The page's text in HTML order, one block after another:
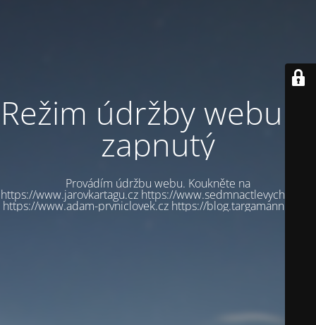
Režim údržby webu je
zapnutý
Provádím údržbu webu. Koukněte na
https://www.jarovkartagu.cz https://www.sedmnactlevychbot.cz
https://www.adam-prvniclovek.cz https://blog.targamannum.cz